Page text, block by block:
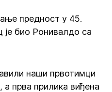
предност у 45.
је био Ронивалдо са
наши првотимци
прва прилика виђена